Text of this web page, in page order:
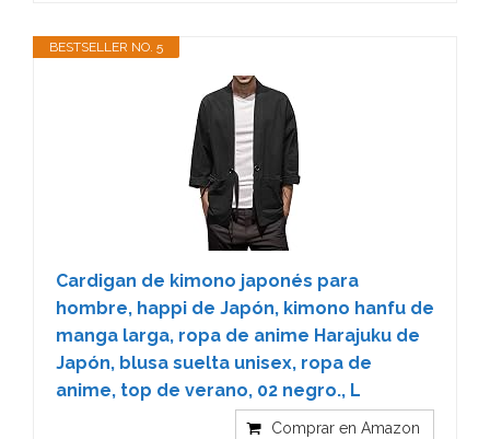
BESTSELLER NO. 5
Cardigan de kimono japonés para
hombre, happi de Japón, kimono hanfu de
manga larga, ropa de anime Harajuku de
Japón, blusa suelta unisex, ropa de
anime, top de verano, 02 negro., L
Comprar en Amazon